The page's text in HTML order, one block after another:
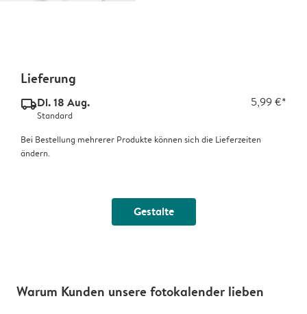
Lieferung
delivery_standard_v2Di. 18 Aug. 5,99 €*
Standard
Bei Bestellung mehrerer Produkte können sich die Lieferzeiten
ändern.
Gestalte
Warum Kunden unsere fotokalender lieben